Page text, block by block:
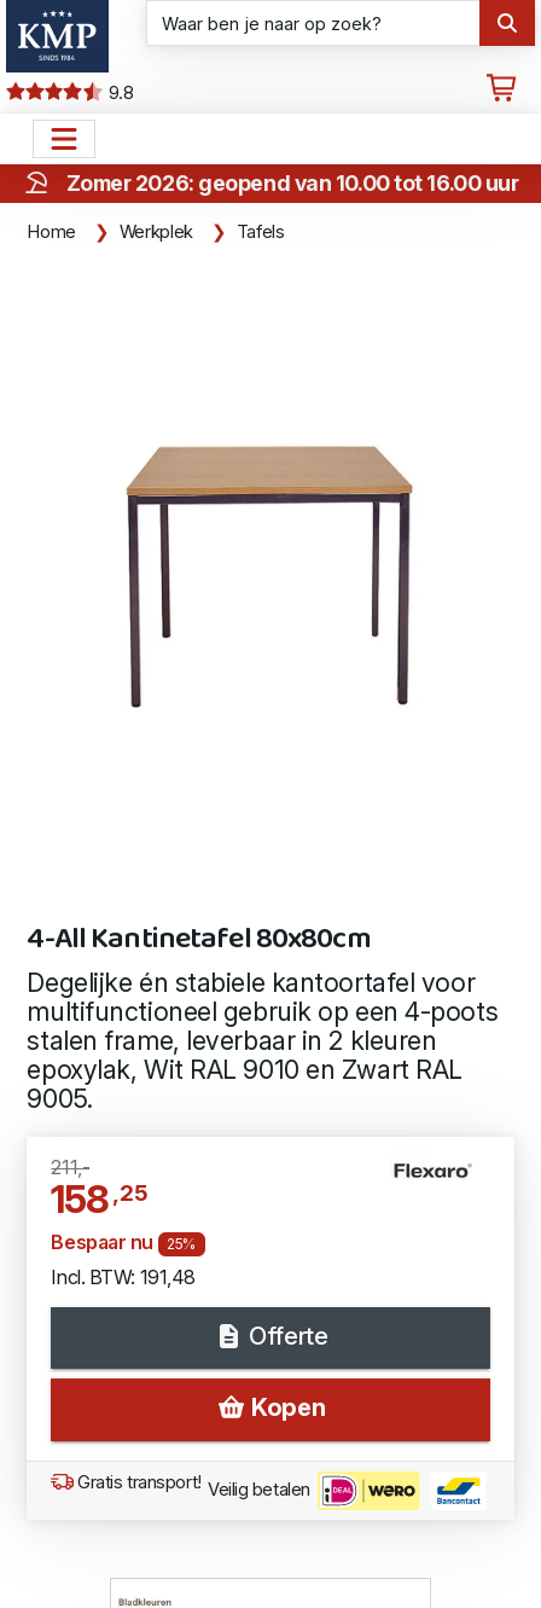
9.8
Zomer 2026: geopend van 10.00 tot 16.00 uur
Home Werkplek Tafels
4-All Kantinetafel 80x80cm
Degelijke én stabiele kantoortafel voor
multifunctioneel gebruik op een 4-poots
stalen frame, leverbaar in 2 kleuren
epoxylak, Wit RAL 9010 en Zwart RAL
9005.
211,-
158,25
Bespaar nu 25%
Incl. BTW: 191,48
Offerte
Kopen
Gratis transport! Veilig betalen